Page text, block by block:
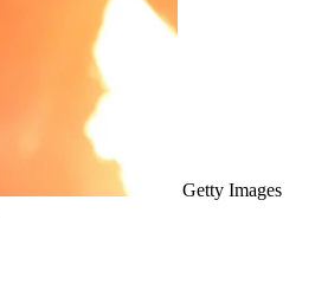
Getty Images